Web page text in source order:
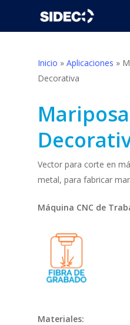
Inicio » Aplicaciones »
Decorativa
Vector para corte en
metal, para fabricar
Máquina CNC de
Materiales: